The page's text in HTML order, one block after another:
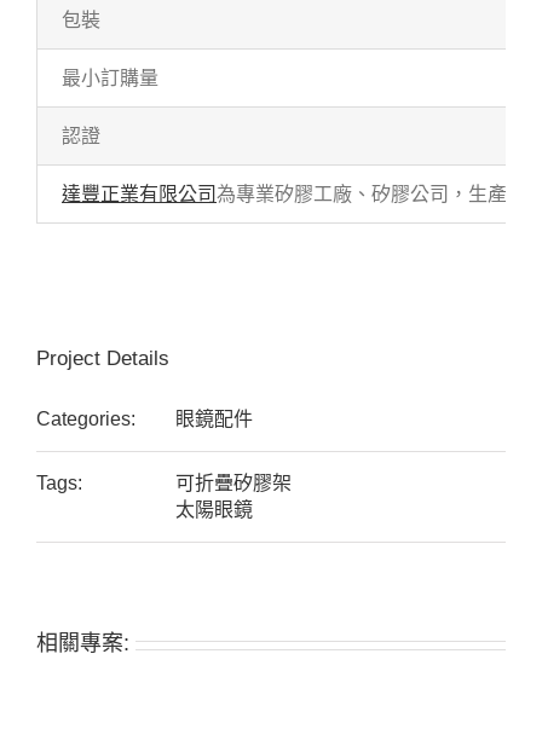
包裝
最小訂購量
認證
達豐正業有限公司為專業矽膠工廠、矽膠公司，生產各
Project Details
Categories: 眼鏡配件
Tags:
可折疊矽膠架
太陽眼鏡
相關專案: